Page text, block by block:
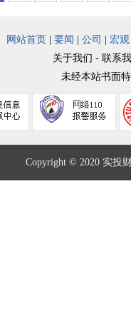
网站首页 要闻 公司 宏观
关于我们 - 联系
未经本站书面
Copyright © 2020 实投